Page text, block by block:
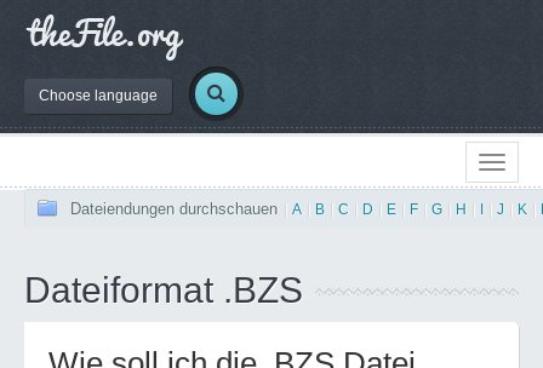
Choose language
Dateiendungen durchschauen A B C D E F G H J K
Dateiformat .BZS